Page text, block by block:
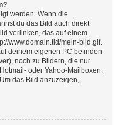
werden. Wenn die
du das Bild auch direkt
verlinken, das auf einem
www.domain.tld/mein-bild.gif.
deinem eigenen PC befinden
noch zu Bildern, die nur
oder Yahoo-Mailboxen,
das Bild anzuzeigen,